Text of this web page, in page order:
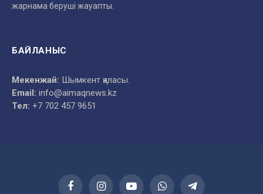
жарнама беруші жауапты.
БАЙЛАНЫС
Мекенжай: Шымкент қаласы.
Email: info@aimaqnews.kz
Тел: +7 702 457 9651
FacebookInstagramYouTubeWhatsAppTelegram